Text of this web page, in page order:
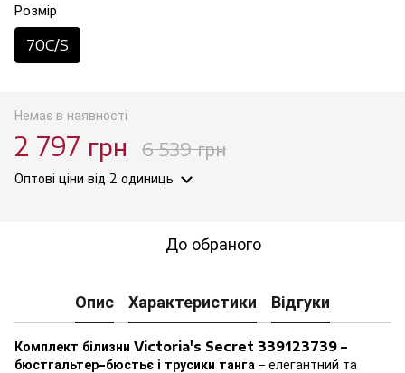
Розмір
70C/S
Немає в наявності
2 797 грн 6 539 грн
Оптові ціни від 2 одиниць
До обраного
Опис Характеристики Відгуки
Комплект білизни Victoria's Secret 339123739 –
бюстгальтер-бюстьє і трусики танга – елегантний та